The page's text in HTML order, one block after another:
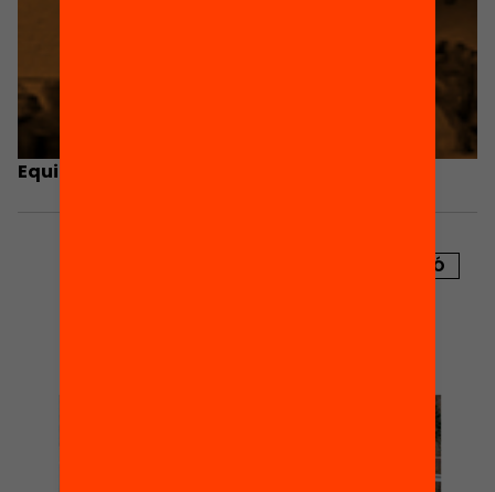
Equitat i resultats educatius a Catalunya
PUBLICACIÓ